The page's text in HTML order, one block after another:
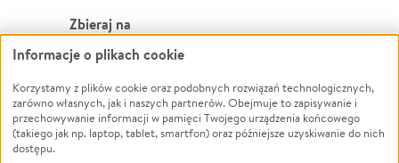
Zbieraj na
Leczenie
Zwierzęta
Pożar
Ukraina
Powódź
Wichura
NGO
Informacje o plikach cookie
Korzystamy z plików cookie oraz podobnych rozwiązań technologicznych,
zarówno własnych, jak i naszych partnerów. Obejmuje to zapisywanie i
przechowywanie informacji w pamięci Twojego urządzenia końcowego
(takiego jak np. laptop, tablet, smartfon) oraz późniejsze uzyskiwanie do nich
dostępu.